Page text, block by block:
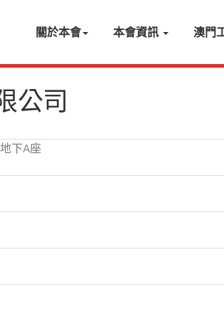
關於本會 本會資訊 澳門
公司
下A座